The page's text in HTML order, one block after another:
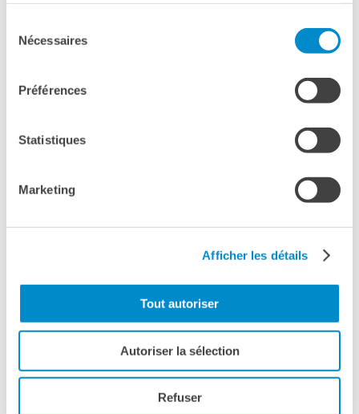
Nécessaires
Préférences
Statistiques
Marketing
Afficher les détails
Tout autoriser
Autoriser la sélection
Refuser
Chaque classe ou groupe d’élèves réalisera un dessin,
une petite histoire, une bd, un collage ou un jeu (jeu de
moi dix mots d’un monde à venir”. Les 10 mots du
concours devront être présents dans la production,
(pdf ou jpg), par établissement sera envoyée.
Calendrier du concours et informations
Transmission de la production numérisée:
jusqu’au16 février 2026inclus (date de réception par
l’Institut). Les productions devront être envoyées par
mail àacpf.ifn@institutfrancais.it en spécifiant
media OU liceo + nom de l’établissement.
Vote sur les réseaux sociaux: du23 au 27 février
, les productions seront soumises au vote des